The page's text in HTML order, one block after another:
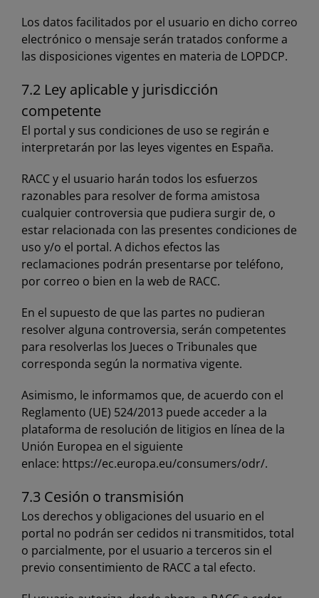
Los datos facilitados por el usuario en dicho correo
electrónico o mensaje serán tratados conforme a
las disposiciones vigentes en materia de LOPDCP.
7.2 Ley aplicable y jurisdicción
competente
El portal y sus condiciones de uso se regirán e
interpretarán por las leyes vigentes en España.
RACC y el usuario harán todos los esfuerzos
razonables para resolver de forma amistosa
cualquier controversia que pudiera surgir de, o
estar relacionada con las presentes condiciones de
uso y/o el portal. A dichos efectos las
reclamaciones podrán presentarse por teléfono,
por correo o bien en la web de RACC.
En el supuesto de que las partes no pudieran
resolver alguna controversia, serán competentes
para resolverlas los Jueces o Tribunales que
corresponda según la normativa vigente.
Asimismo, le informamos que, de acuerdo con el
Reglamento (UE) 524/2013 puede acceder a la
plataforma de resolución de litigios en línea de la
Unión Europea en el siguiente
enlace: https://ec.europa.eu/consumers/odr/.
7.3 Cesión o transmisión
Los derechos y obligaciones del usuario en el
portal no podrán ser cedidos ni transmitidos, total
o parcialmente, por el usuario a terceros sin el
previo consentimiento de RACC a tal efecto.